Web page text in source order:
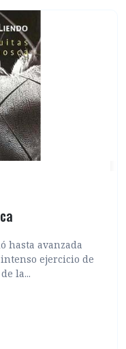
hasta avanzada
ejercicio de
la...